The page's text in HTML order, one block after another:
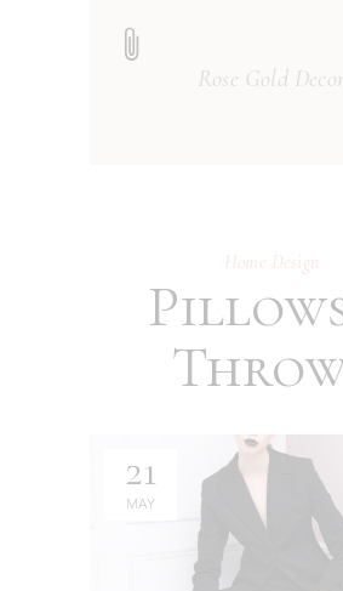
Rose Gold Decor
Home Design
21
MAY